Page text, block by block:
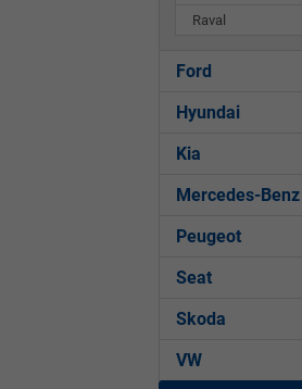
Raval
Ford
Hyundai
Kia
Mercedes-Benz
Peugeot
Seat
Skoda
VW